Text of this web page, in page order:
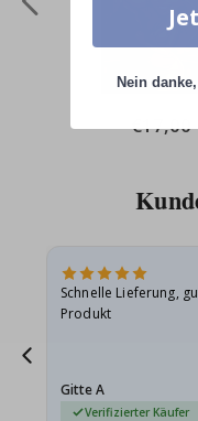
Price
€17,00
Schnelle Lieferung,
Produkt
Gitte A
Verifizierter Käufer
Nein